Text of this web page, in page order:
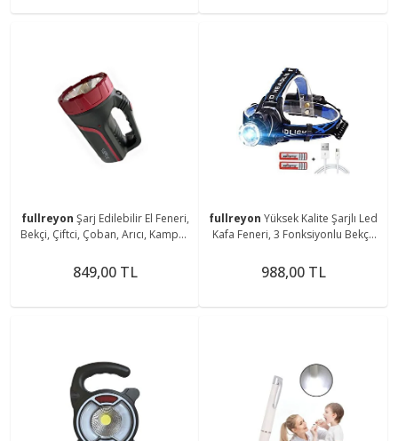
fullreyon Şarj Edilebilir El Feneri,
Bekçi, Çiftci, Çoban, Arıcı, Kampçı,
849,00 TL
fullreyon Yüksek Kalite Şarjlı Led
Kafa Feneri, 3 Fonksiyonlu Bekçi,
Feneri
988,00 TL